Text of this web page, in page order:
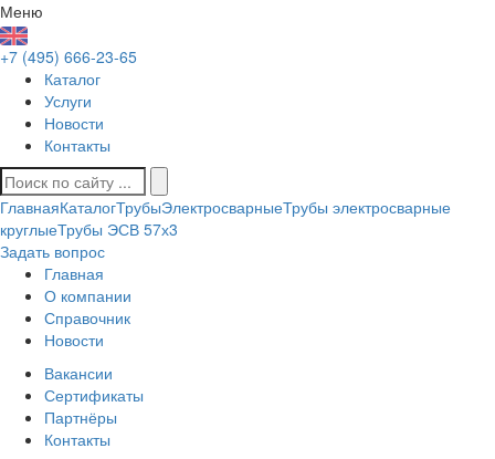
Меню
+7 (495) 666-23-65
Каталог
Услуги
Новости
Контакты
ГлавнаяКаталогТрубыЭлектросварныеТрубы электросварные
круглыеТрубы ЭСВ 57х3
Задать вопрос
Главная
О компании
Справочник
Новости
Вакансии
Сертификаты
Партнёры
Контакты